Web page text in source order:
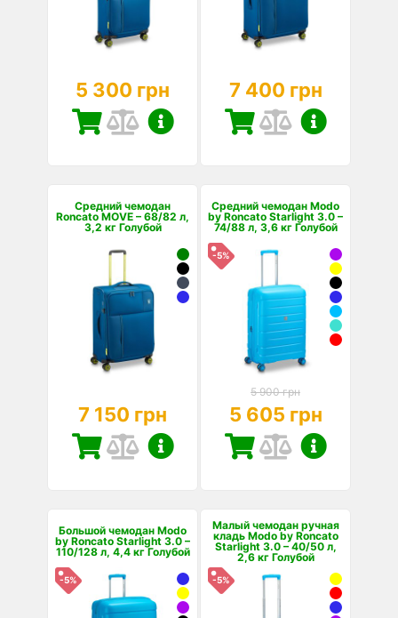
5 300 грн 7 400 грн
Средний чемодан
Roncato MOVE – 68/82 л,
3,2 кг Голубой
7 150 грн
Средний чемодан Modo
by Roncato Starlight 3.0 –
74/88 л, 3,6 кг Голубой
-5%
5 900 грн
5 605 грн
Большой чемодан Modo
by Roncato Starlight 3.0 –
110/128 л, 4,4 кг Голубой
-5%
Малый чемодан ручная
кладь Modo by Roncato
Starlight 3.0 – 40/50 л,
2,6 кг Голубой
-5%